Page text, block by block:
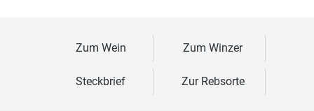
Zum Wein Zum Winzer
Steckbrief Zur Rebsorte